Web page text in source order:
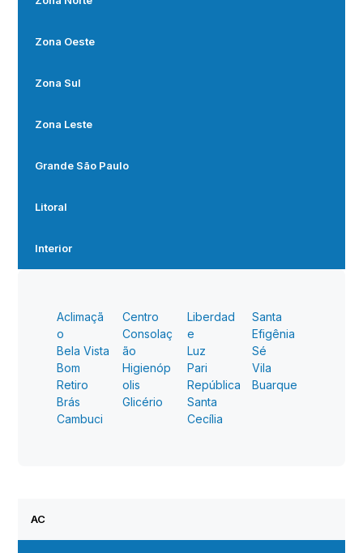
Zona Oeste
Zona Sul
Zona Leste
Grande São Paulo
Litoral
Interior
Aclimaçã
o
Bela Vista
Bom
Retiro
Brás
Cambuci
Centro
Consolaç
ão
Higienóp
olis
Glicério
Liberdad
e
Luz
Pari
República
Santa
Cecília
Santa
Efigênia
Sé
Vila
Buarque
AC